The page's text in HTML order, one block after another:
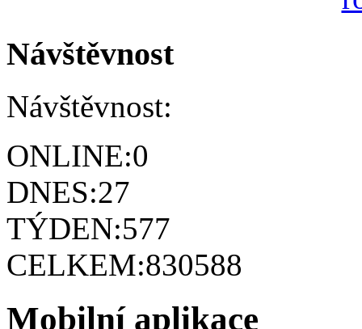
Návštěvnost
Návštěvnost:
ONLINE:0
DNES:27
TÝDEN:577
CELKEM:830588
Mobilní aplikace